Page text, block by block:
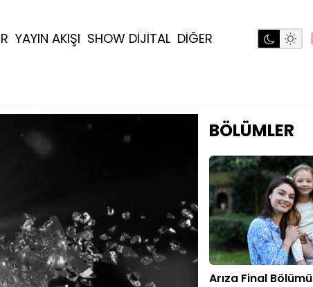
YAYIN AKIŞI SHOW DİJİTAL DİĞER
BÖLÜMLER
Arıza Final Bölümü